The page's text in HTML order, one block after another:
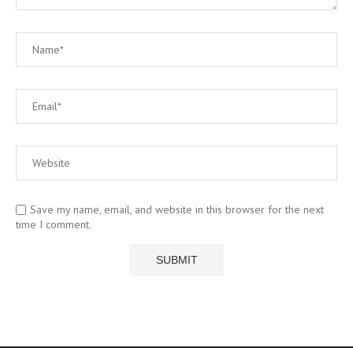
Save my name, email, and website in this browser for the next
time I comment.